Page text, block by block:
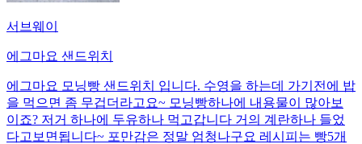
서브웨이
에그마요 샌드위치
에그마요 모닝빵 샌드위치 입니다. 수영을 하는데 가기전에 밥
을 먹으면 좀 무겁더라고요~ 모닝빵하나에 내용물이 많아보
이죠? 저거 하나에 두유하나 먹고갑니다 거의 계란하나 들었
다고보면됩니다~ 포만감은 정말 엄청나구요 레시피는 빵5개